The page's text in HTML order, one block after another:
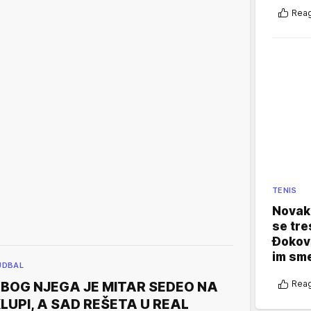
NJEGA JE MITAR SEDEO NA
A SAD REŠETA U REAL
TENIS
se
im